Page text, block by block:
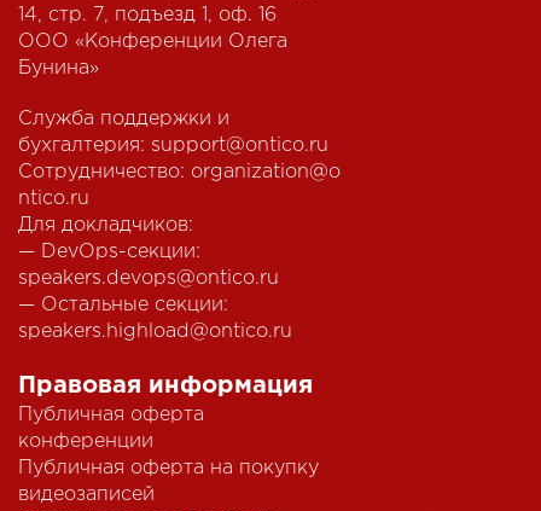
14, стр. 7, подъезд 1, оф. 16
ООО «Конференции Олега
Бунина»
Служба поддержки и
бухгалтерия: support@ontico.ru
Сотрудничество: organization@o
ntico.ru
Для докладчиков:
— DevOps-секции:
speakers.devops@ontico.ru
— Остальные секции:
speakers.highload@ontico.ru
Правовая информация
Публичная оферта
конференции
Публичная оферта на покупку
видеозаписей